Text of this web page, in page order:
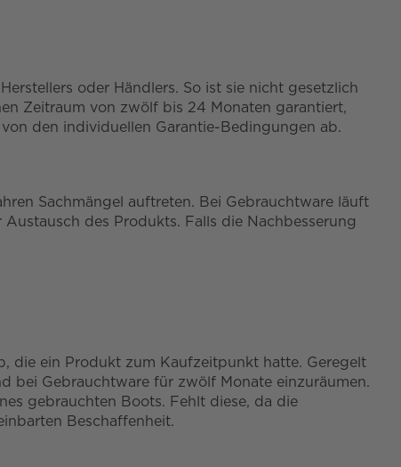
oder Händlers. So ist sie nicht gesetzlich
Zeitraum von zwölf bis 24 Monaten garantiert,
den individuellen Garantie-Bedingungen ab.
Sachmängel auftreten. Bei Gebrauchtware läuft
des Produkts. Falls die Nachbesserung
die ein Produkt zum Kaufzeitpunkt hatte. Geregelt
bei Gebrauchtware für zwölf Monate einzuräumen.
gebrauchten Boots. Fehlt diese, da die
Beschaffenheit.